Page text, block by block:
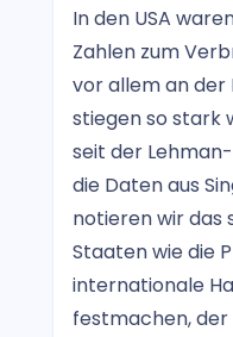
In den USA
Zahlen zum
vor allem an der
stiegen so stark
seit der
die Daten aus
notieren wir das
Staaten wie die
internationale
festmachen,